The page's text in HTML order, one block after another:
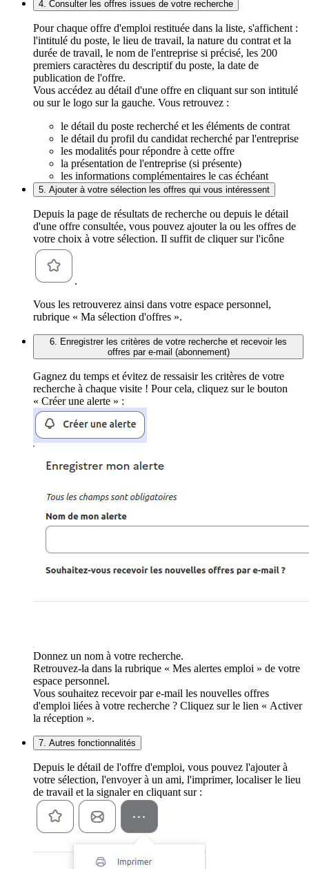
4. Consulter les offres issues de votre recherche
Pour chaque offre d'emploi restituée dans la liste, s'affichent :
l'intitulé du poste, le lieu de travail, la nature du contrat et la
durée de travail, le nom de l'entreprise si précisé, les 200
premiers caractères du descriptif du poste, la date de
publication de l'offre.
Vous accédez au détail d'une offre en cliquant sur son intitulé
ou sur le logo sur la gauche. Vous retrouvez :
le détail du poste recherché et les éléments de contrat
le détail du profil du candidat recherché par l'entreprise
les modalités pour répondre à cette offre
la présentation de l'entreprise (si présente)
les informations complémentaires le cas échéant
5. Ajouter à votre sélection les offres qui vous intéressent
Depuis la page de résultats de recherche ou depuis le détail
d'une offre consultée, vous pouvez ajouter la ou les offres de
votre choix à votre sélection. Il suffit de cliquer sur l'icône
.
Vous les retrouverez ainsi dans votre espace personnel,
rubrique « Ma sélection d'offres ».
6. Enregistrer les critères de votre recherche et recevoir les
offres par e-mail (abonnement)
Gagnez du temps et évitez de ressaisir les critères de votre
recherche à chaque visite ! Pour cela, cliquez sur le bouton
« Créer une alerte » :
Donnez un nom à votre recherche.
Retrouvez-la dans la rubrique « Mes alertes emploi » de votre
espace personnel.
Vous souhaitez recevoir par e-mail les nouvelles offres
d'emploi liées à votre recherche ? Cliquez sur le lien « Activer
la réception ».
7. Autres fonctionnalités
Depuis le détail de l'offre d'emploi, vous pouvez l'ajouter à
votre sélection, l'envoyer à un ami, l'imprimer, localiser le lieu
de travail et la signaler en cliquant sur :